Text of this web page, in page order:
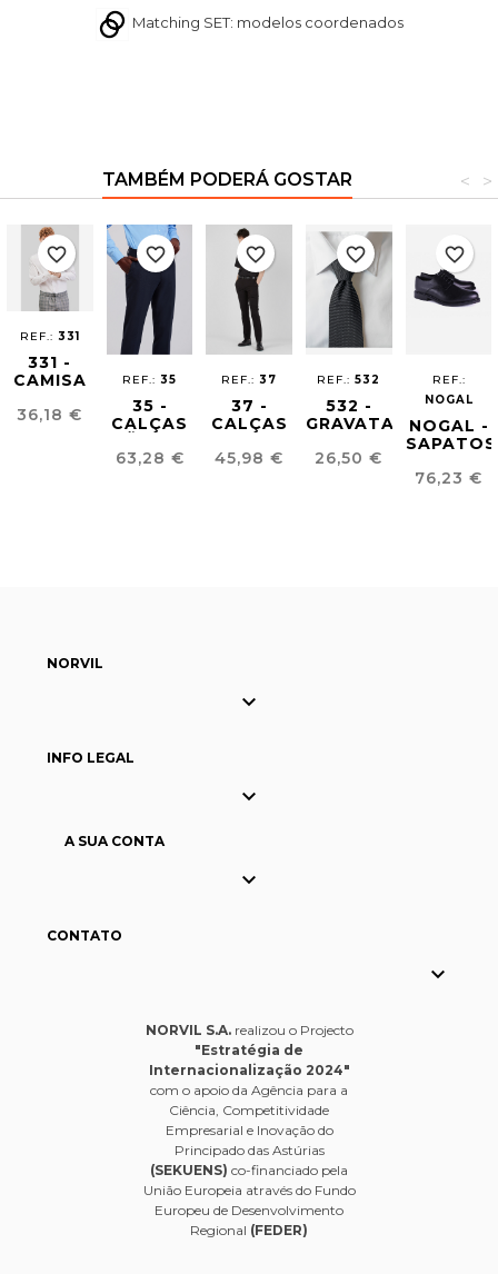
Matching SET: modelos coordenados
TAMBÉM PODERÁ GOSTAR >
<
REF.: 331
331 -
CAMISA
HOMEM
Preço
36,18 €
favorite_border
REF.: 35
35 -
CALÇAS
HOMEM
Preço
63,28 €
favorite_border
REF.: 37
37 -
CALÇAS
FIT
Preço
45,98 €
favorite_border
REF.:532
532 -
GRAVATA
ESTAMPADA
Preço
26,50 €
favorite_border
REF.:
NOGAL
NOGAL -
SAPATOS
HOMEM
Preço
76,23 €
favorite_border
NORVIL

INFO LEGAL

A SUA CONTA

CONTATO

NORVIL S.A.realizou o Projecto
"Estratégia de
Internacionalização 2024"
com o apoio da Agência para a
Ciência, Competitividade
Empresarial e Inovação do
Principado das Astúrias
(SEKUENS) co-financiado pela
União Europeia através do Fundo
Europeu de Desenvolvimento
Regional (FEDER)